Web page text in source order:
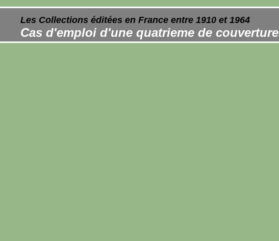
Les Collections éditées en France entre 1910 et 1964
Cas d'emploi d'une quatrieme de couverture